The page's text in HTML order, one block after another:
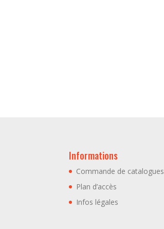
Informations
Commande de catalogues
Plan d’accès
Infos légales